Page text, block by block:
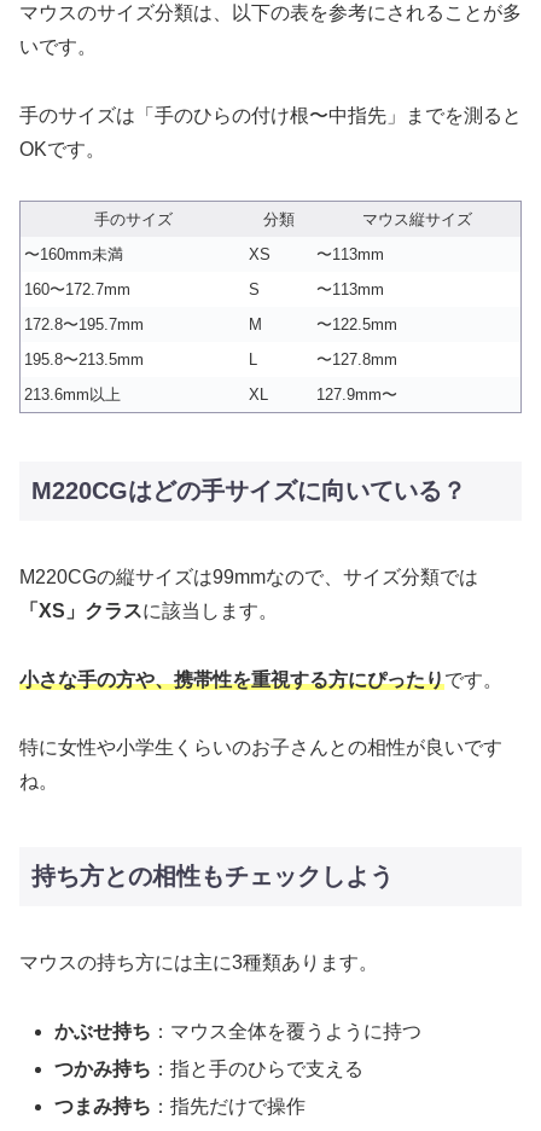
マウスのサイズ分類は、以下の表を参考にされることが多
いです。
手のサイズは「手のひらの付け根〜中指先」までを測ると
OKです。
手のサイズ 分類
マウス縦サイズ
〜160mm未満
XS
〜113mm
160〜172.7mm
S
〜113mm
172.8〜195.7mm
M
〜122.5mm
195.8〜213.5mm
L
〜127.8mm
213.6mm以上
XL 127.9mm〜
M220CGはどの手サイズに向いている？
M220CGの縦サイズは99mmなので、サイズ分類では
「XS」クラスに該当します。
小さな手の方や、携帯性を重視する方にぴったりです。
特に女性や小学生くらいのお子さんとの相性が良いです
ね。
持ち方との相性もチェックしよう
マウスの持ち方には主に3種類あります。
かぶせ持ち ：マウス全体を覆うように持つ
つかみ持ち ：指と手のひらで支える
つまみ持ち ：指先だけで操作